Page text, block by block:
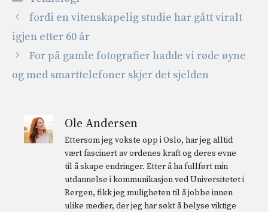
fordi en vitenskapelig studie har gått viralt
igjen etter 60 år
For på gamle fotografier hadde vi røde øyne
og med smarttelefoner skjer det sjelden
Ole Andersen
Ettersom jeg vokste opp i Oslo, har jeg alltid
vært fascinert av ordenes kraft og deres evne
til å skape endringer. Etter å ha fullført min
utdannelse i kommunikasjon ved Universitetet i
Bergen, fikk jeg muligheten til å jobbe innen
ulike medier, der jeg har søkt å belyse viktige